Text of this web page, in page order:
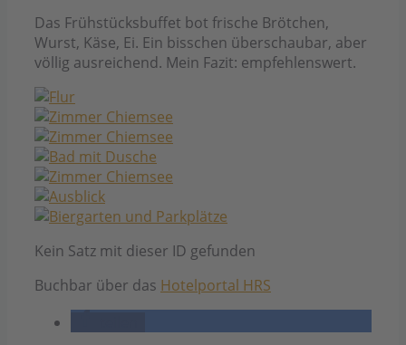
Das Frühstücksbuffet bot frische Brötchen,
Wurst, Käse, Ei. Ein bisschen überschaubar, aber
völlig ausreichend. Mein Fazit: empfehlenswert.
Kein Satz mit dieser ID gefunden
Buchbar über das Hotelportal HRS